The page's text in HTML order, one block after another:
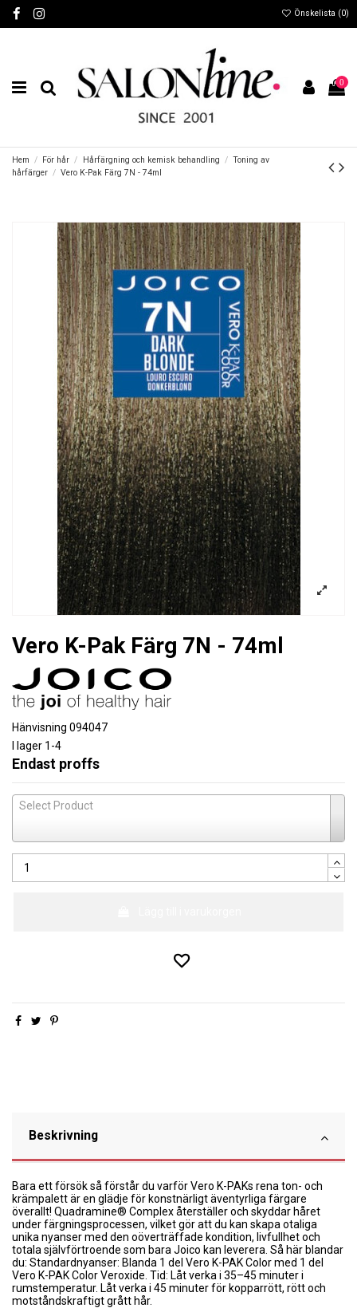
Önskelista (0)
0
Hem För hår Hårfärgning och kemisk behandling
Toning av
hårfärger
Vero K-Pak Färg 7N - 74ml
Vero K-Pak Färg 7N - 74ml
Hänvisning 094047
I lager 1-4
Endast proffs
Select Product
Beskrivning
Bara ett försök så förstår du varför Vero K-PAKs rena ton- och
krämpalett är en glädje för konstnärligt äventyrliga färgare
överallt! Quadramine® Complex återställer och skyddar håret
under färgningsprocessen, vilket gör att du kan skapa otaliga
unika nyanser med den oöverträffade kondition, livfullhet och
totala självförtroende som bara Joico kan leverera. Så här blandar
du: Standardnyanser: Blanda 1 del Vero K-PAK Color med 1 del
Vero K-PAK Color Veroxide. Tid: Låt verka i 35–45 minuter i
rumstemperatur. Låt verka i 45 minuter för kopparrött, rött och
motståndskraftigt grått hår.